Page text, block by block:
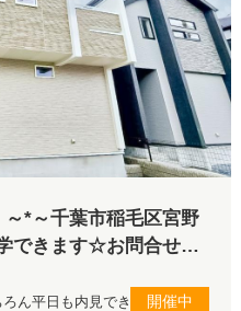
～*～千葉市稲毛区宮野
できます☆お問合せお
ん平日も内見できます！
開催中